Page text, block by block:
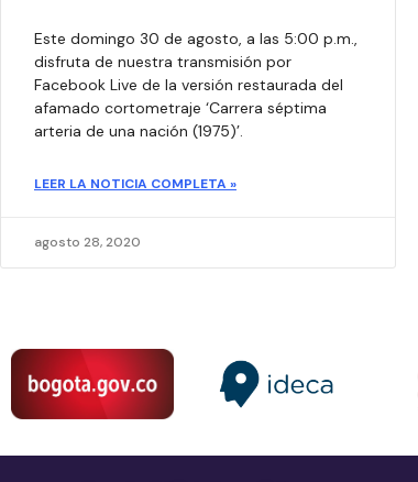
Este domingo 30 de agosto, a las 5:00 p.m.,
disfruta de nuestra transmisión por
Facebook Live de la versión restaurada del
afamado cortometraje ‘Carrera séptima
arteria de una nación (1975)’.​
LEER LA NOTICIA COMPLETA »
agosto 28, 2020